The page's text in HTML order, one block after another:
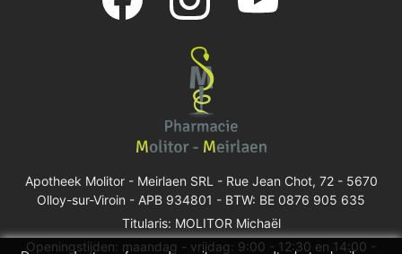
Apotheek Molitor - Meirlaen SRL - Rue Jean Chot, 72 - 5670
Olloy-sur-Viroin - APB 934801 - BTW: BE 0876 905 635
Titularis: MOLITOR Michaël
Openingstijden: maandag - vrijdag: 9:00 - 12:30 en 14:00 -